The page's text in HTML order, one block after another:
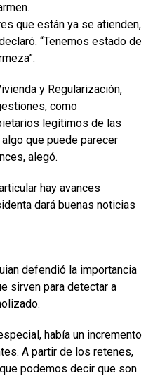
que están ya se atienden,
“Tenemos estado de
y Regularización,
como
legítimos de las
que puede parecer
alegó.
hay avances
dará buenas noticias
defendió la importancia
sirven para detectar a
había un incremento
A partir de los retenes,
podemos decir que son